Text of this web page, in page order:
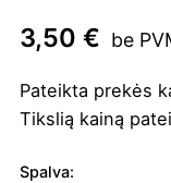
3,50€ be
Pateikta prekės
Tikslią kainą
Spalva: